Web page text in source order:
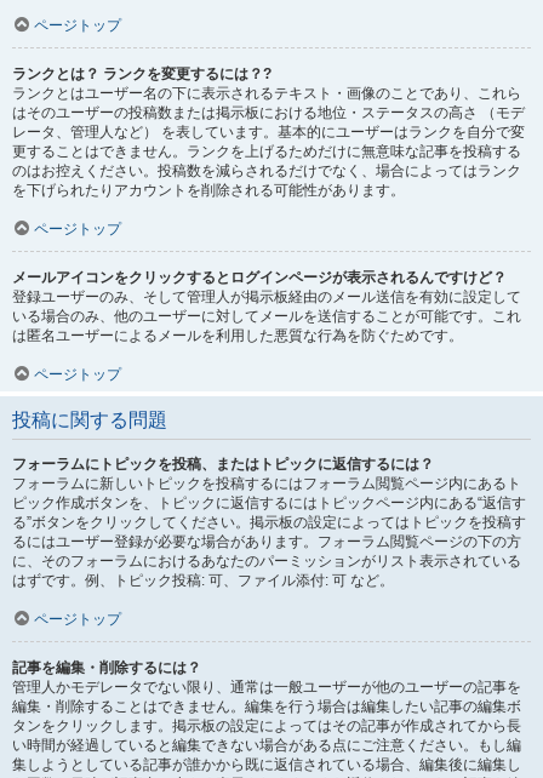
ページトップ
ランクとは？ ランクを変更するには？?
ランクとはユーザー名の下に表示されるテキスト・画像のことであり、これら
はそのユーザーの投稿数または掲示板における地位・ステータスの高さ （モデ
レータ、管理人など） を表しています。基本的にユーザーはランクを自分で変
更することはできません。ランクを上げるためだけに無意味な記事を投稿する
のはお控えください。投稿数を減らされるだけでなく、場合によってはランク
を下げられたりアカウントを削除される可能性があります。
ページトップ
メールアイコンをクリックするとログインページが表示されるんですけど？
登録ユーザーのみ、そして管理人が掲示板経由のメール送信を有効に設定して
いる場合のみ、他のユーザーに対してメールを送信することが可能です。これ
は匿名ユーザーによるメールを利用した悪質な行為を防ぐためです。
ページトップ
投稿に関する問題
フォーラムにトピックを投稿、またはトピックに返信するには？
フォーラムに新しいトピックを投稿するにはフォーラム閲覧ページ内にあるト
ピック作成ボタンを、トピックに返信するにはトピックページ内にある“返信す
る”ボタンをクリックしてください。掲示板の設定によってはトピックを投稿す
るにはユーザー登録が必要な場合があります。フォーラム閲覧ページの下の方
に、そのフォーラムにおけるあなたのパーミッションがリスト表示されている
はずです。例、トピック投稿: 可、ファイル添付: 可 など。
ページトップ
記事を編集・削除するには？
管理人かモデレータでない限り、通常は一般ユーザーが他のユーザーの記事を
編集・削除することはできません。編集を行う場合は編集したい記事の編集ボ
タンをクリックします。掲示板の設定によってはその記事が作成されてから長
い時間が経過していると編集できない場合がある点にご注意ください。もし編
集しようとしている記事が誰かから既に返信されている場合、編集後に編集し